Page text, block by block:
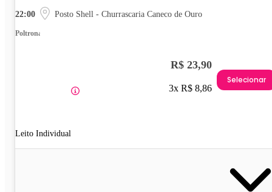
22:00 Posto Shell - Churrascaria Caneco de Ouro
Poltrona
Leito Individual
R$ 23,90
3x R$ 8,86
Selecionar